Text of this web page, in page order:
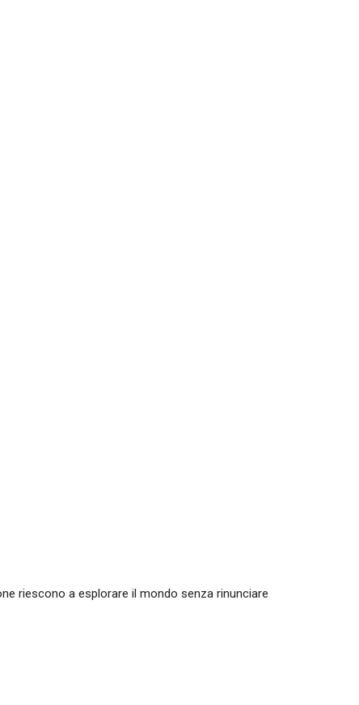
riescono a esplorare il mondo senza rinunciare